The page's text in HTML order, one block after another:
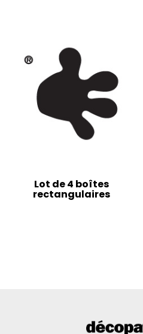
Lot de 4 boîtes
rectangulaires